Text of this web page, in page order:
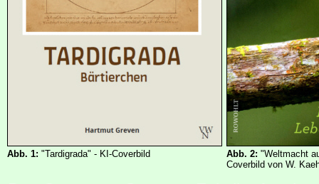
Abb. 1: "Tardigrada" - KI-Coverbild Abb. 2: "Weltmacht
Coverbild von W.